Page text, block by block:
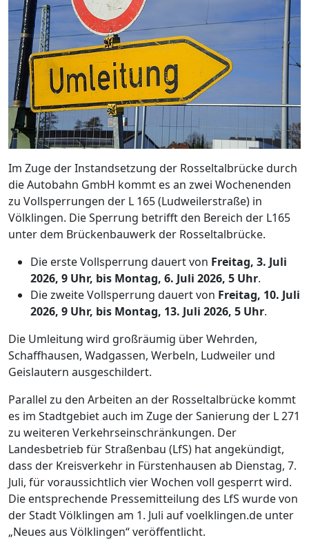
Im Zuge der Instandsetzung der Rosseltalbrücke durch
die Autobahn GmbH kommt es an zwei Wochenenden
zu Vollsperrungen der L 165 (Ludweilerstraße) in
Völklingen. Die Sperrung betrifft den Bereich der L165
unter dem Brückenbauwerk der Rosseltalbrücke.
Die erste Vollsperrung dauert von Freitag, 3. Juli
2026, 9 Uhr, bis Montag, 6. Juli 2026, 5 Uhr.
Die zweite Vollsperrung dauert von Freitag, 10. Juli
2026, 9 Uhr, bis Montag, 13. Juli 2026, 5 Uhr.
Die Umleitung wird großräumig über Wehrden,
Schaffhausen, Wadgassen, Werbeln, Ludweiler und
Geislautern ausgeschildert.
Parallel zu den Arbeiten an der Rosseltalbrücke kommt
es im Stadtgebiet auch im Zuge der Sanierung der L 271
zu weiteren Verkehrseinschränkungen. Der
Landesbetrieb für Straßenbau (LfS) hat angekündigt,
dass der Kreisverkehr in Fürstenhausen ab Dienstag, 7.
Juli, für voraussichtlich vier Wochen voll gesperrt wird.
Die entsprechende Pressemitteilung des LfS wurde von
der Stadt Völklingen am 1. Juli auf voelklingen.de unter
„Neues aus Völklingen“ veröffentlicht.